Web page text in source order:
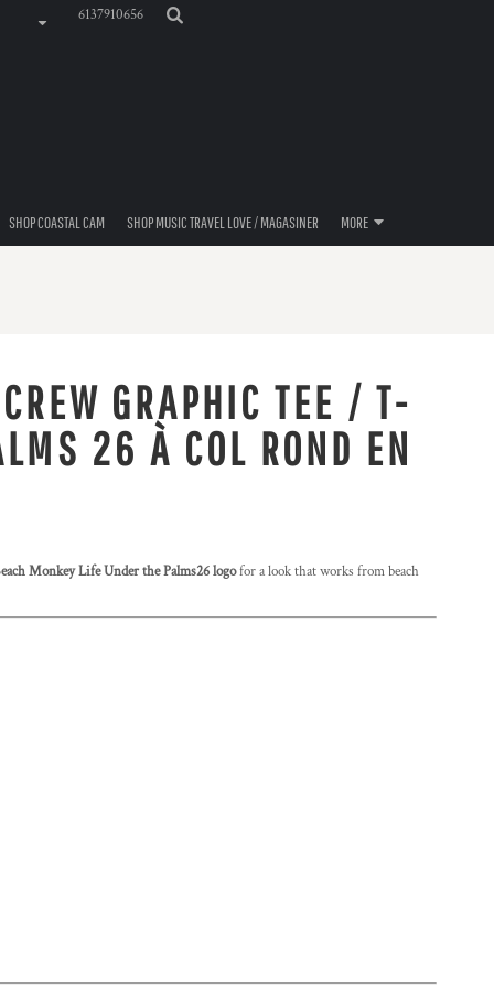
6137910656
SHOP COASTAL CAM SHOP MUSIC TRAVEL LOVE / MAGASINER MORE
GRAPHIC TEE / T-
26 À COL ROND EN
Monkey Life Under the Palms26 logofor a look that works from beach